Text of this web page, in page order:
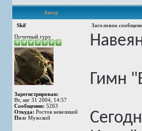
Автор
Skif Заголовок
Почетный гуру
Зарегистрирован:
Вт, авг 31 2004, 14:57
Сообщения: 5263
Откуда: Ростов невеликий
Пол: Мужской
Гимн